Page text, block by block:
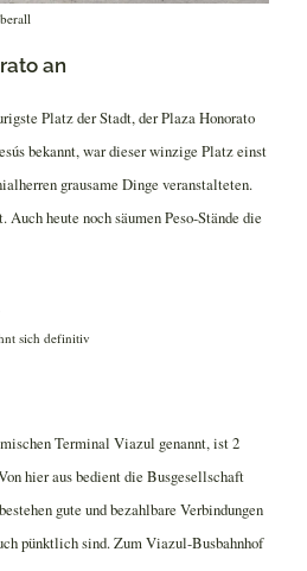
an
Platz der Stadt, der Plaza Honorato
bekannt, war dieser winzige Platz einst
grausame Dinge veranstalteten.
heute noch säumen Peso-Stände die
sich definitiv
Terminal Viazul genannt, ist 2
hier aus bedient die Busgesellschaft
gute und bezahlbare Verbindungen
pünktlich sind. Zum Viazul-Busbahnhof